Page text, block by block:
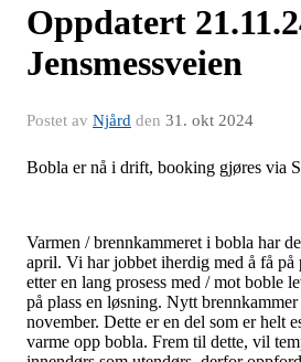
Oppdatert
Jensmessveien
Postet av Njård den 31. okt 2024
Bobla er nå i drift, booking gjøres via
Varmen / brennkammeret i bobla har
april. Vi har jobbet iherdig med å få på
etter en lang prosess med / mot boble
på plass en løsning. Nytt
november. Dette er en del som er helt
varme opp bobla. Frem til dette, vil